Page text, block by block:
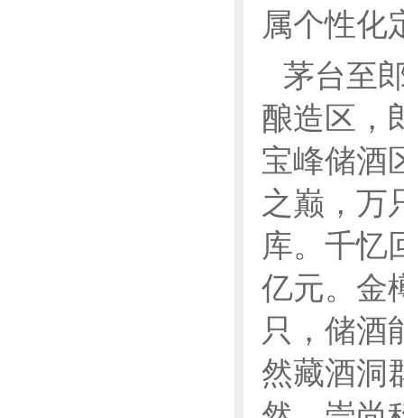
属个性化
茅台至
酿造区，
宝峰储酒
之巅，万
库。千忆
亿元。金
只，储酒
然藏酒洞